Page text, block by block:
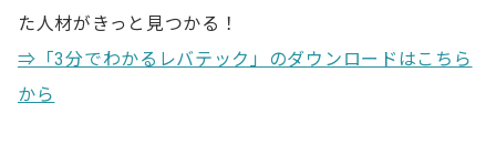
た人材がきっと見つかる！
⇒「3分でわかるレバテック」のダウンロードはこちら
から